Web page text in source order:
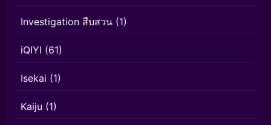
Investigation สืบสวน (1)
iQIYI (61)
Isekai (1)
Kaiju (1)